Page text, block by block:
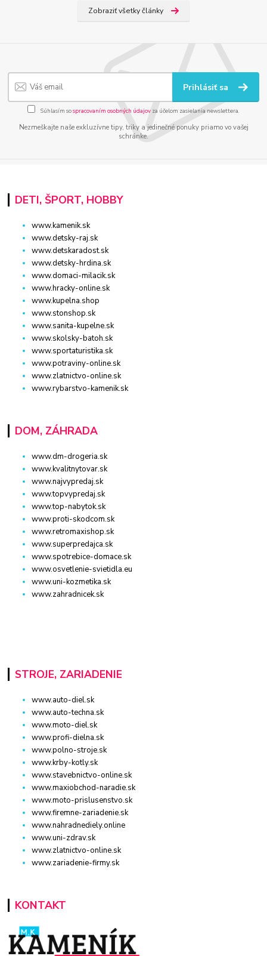
Zobraziť všetky články
Prihlásiť sa
Súhlasím sospracovaním osobných údajov za účelom zasielania newslettera.
Nezmeškajte naše exkluzívne tipy, triky a jedinečné ponuky priamo vo vašej
schránke.
DETI, ŠPORT, HOBBY
www.kamenik.sk
www.detsky-raj.sk
www.detskaradost.sk
www.detsky-hrdina.sk
www.domaci-milacik.sk
www.hracky-online.sk
www.kupelna.shop
www.stonshop.sk
www.sanita-kupelne.sk
www.skolsky-batoh.sk
www.sportaturistika.sk
www.potraviny-online.sk
www.zlatnictvo-online.sk
www.rybarstvo-kamenik.sk
DOM, ZÁHRADA
www.dm-drogeria.sk
www.kvalitnytovar.sk
www.najvypredaj.sk
www.topvypredaj.sk
www.top-nabytok.sk
www.proti-skodcom.sk
www.retromaxishop.sk
www.superpredajca.sk
www.spotrebice-domace.sk
www.osvetlenie-svietidla.eu
www.uni-kozmetika.sk
www.zahradnicek.sk
STROJE, ZARIADENIE
www.auto-diel.sk
www.auto-techna.sk
www.moto-diel.sk
www.profi-dielna.sk
www.polno-stroje.sk
www.krby-kotly.sk
www.stavebnictvo-online.sk
www.maxiobchod-naradie.sk
www.moto-prislusenstvo.sk
www.firemne-zariadenie.sk
www.nahradnediely.online
www.uni-zdrav.sk
www.zlatnictvo-online.sk
www.zariadenie-firmy.sk
KONTAKT